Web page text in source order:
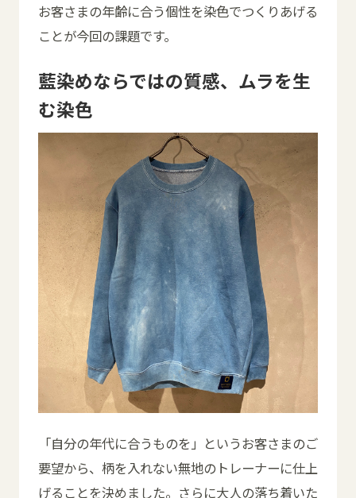
お客さまの年齢に合う個性を染色でつくりあげる
ことが今回の課題です。
藍染めならではの質感、ムラを生
む染色
「自分の年代に合うものを」というお客さまのご
要望から、柄を入れない無地のトレーナーに仕上
げることを決めました。さらに大人の落ち着いた